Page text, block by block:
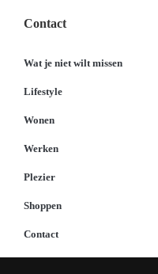
Contact
Wat je niet wilt missen
Lifestyle
Wonen
Werken
Plezier
Shoppen
Contact